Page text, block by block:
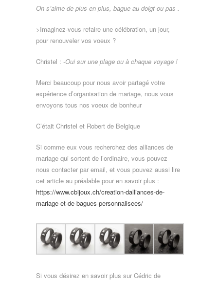
On s’aime de plus en plus, bague au doigt ou pas .
>Imaginez-vous refaire une célébration, un jour,
pour renouveler vos voeux ?
Christel : -Oui sur une plage ou à chaque voyage !
Merci beaucoup pour nous avoir partagé votre
expérience d’organisation de mariage, nous vous
envoyons tous nos voeux de bonheur
C’était Christel et Robert de Belgique
Si comme eux vous recherchez des alliances de
mariage qui sortent de l’ordinaire, vous pouvez
nous contacter par email, et vous pouvez aussi lire
cet article au préalable pour en savoir plus :
https://www.cbijoux.ch/creation-dalliances-de-
mariage-et-de-bagues-personnalisees/
Si vous désirez en savoir plus sur Cédric de